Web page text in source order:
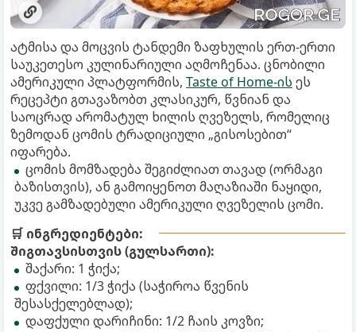
ატმისა და მოცვის ტანდემი ზაფხულის ერთ-ერთი
საუკეთესო კულინარიული აღმოჩენაა. ცნობილი
ამერიკული პლატფორმის, Taste of Home-ის ეს
რეცეპტი გთავაზობთ კლასიკურ, წვნიან და
საოცრად არომატულ ხილის ღვეზელს, რომელიც
ზემოდან ცომის ტრადიციული „გისოსებით“
იფარება.
ცომის მომზადება შეგიძლიათ თავად (ორმაგი
ბაზისთვის), ან გამოიყენოთ მაღაზიაში ნაყიდი,
უკვე გამზადებული ამერიკული ღვეზელის ცომი.
🛒 ინგრედიენტები:
შიგთავსისთვის (გულსართი):
შაქარი: 1 ჭიქა;
ფქვილი: 1/3 ჭიქა (საჭიროა წვენის
შესასქელებლად);
დაფქული დარიჩინი: 1/2 ჩაის კოვზი;